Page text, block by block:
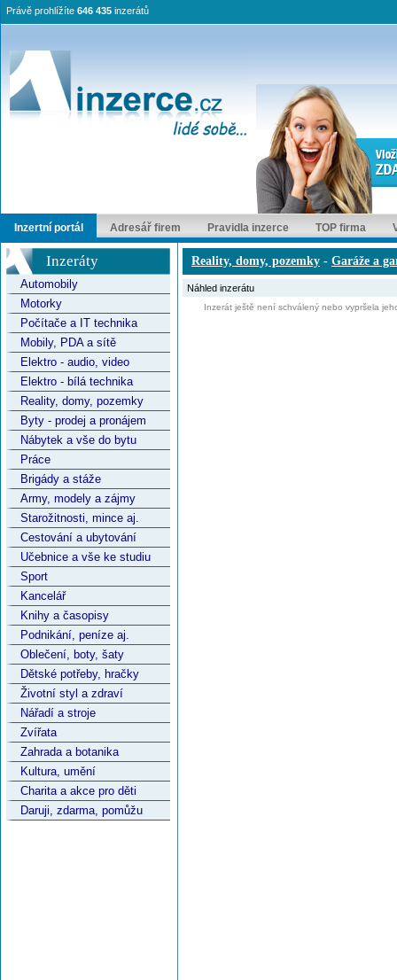
Právě prohlížíte 646 435 inzerátů
Inzertní portál Adresář firem Pravidla inzerce TOP firma
Inzeráty
Automobily
Motorky
Počítače a IT technika
Mobily, PDA a sítě
Elektro - audio, video
Elektro - bílá technika
Reality, domy, pozemky
Byty - prodej a pronájem
Nábytek a vše do bytu
Práce
Brigády a stáže
Army, modely a zájmy
Starožitnosti, mince aj.
Cestování a ubytování
Učebnice a vše ke studiu
Sport
Kancelář
Knihy a časopisy
Podnikání, peníze aj.
Oblečení, boty, šaty
Dětské potřeby, hračky
Životní styl a zdraví
Nářadí a stroje
Zvířata
Zahrada a botanika
Kultura, umění
Charita a akce pro děti
Daruji, zdarma, pomůžu
Reality, domy, pozemky - Garáže a
Náhled inzerátu
Inzerát ještě není schválený nebo vypršela